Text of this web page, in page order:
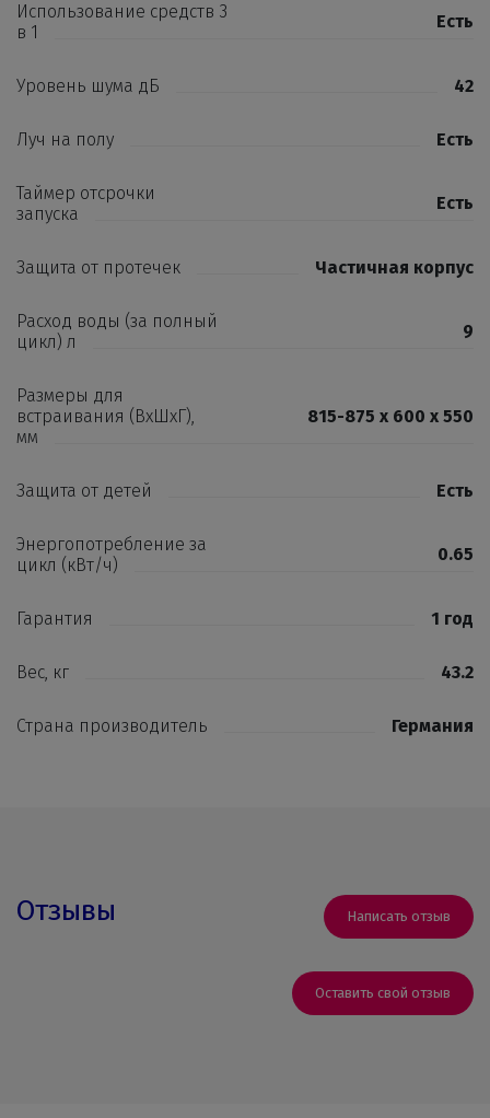
Использование средств 3
в 1
Есть
Уровень шума дБ 42
Луч на полу Есть
Таймер отсрочки
запуска
Есть
Защита от протечек Частичная корпус
Расход воды (за полный
цикл) л
9
Размеры для
встраивания (ВхШхГ),
мм
815-875 х 600 х 550
Защита от детей Есть
Энергопотребление за
цикл (кВт/ч)
0.65
Гарантия 1 год
Вес, кг 43.2
Страна производитель Германия
Отзывы Написать отзыв
Оставить свой отзыв